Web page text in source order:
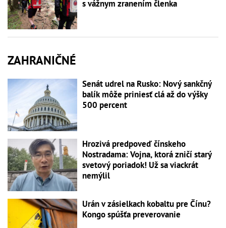
s vážnym zranením členka
ZAHRANIČNÉ
Senát udrel na Rusko: Nový sankčný
balík môže priniesť clá až do výšky
500 percent
Hrozivá predpoveď čínskeho
Nostradama: Vojna, ktorá zničí starý
svetový poriadok! Už sa viackrát
nemýlil
Urán v zásielkach kobaltu pre Čínu?
Kongo spúšťa preverovanie